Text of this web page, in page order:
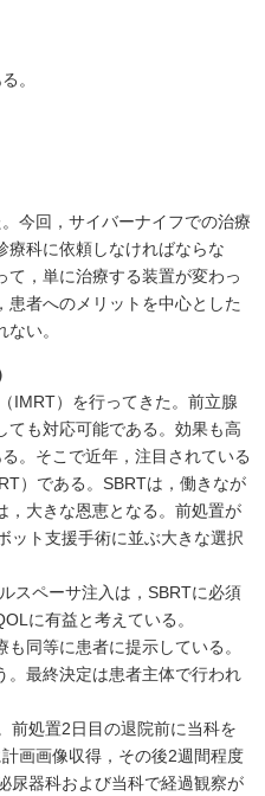
。
今回，サイバーナイフでの治療
療科に依頼しなければならな
，単に治療する装置が変わっ
者へのメリットを中心とした
い。
IMRT）を行ってきた。前立腺
ても対応可能である。効果も高
。そこで近年，注目されている
）である。SBRTは，働きなが
，大きな恩恵となる。前処置が
ット支援手術に並ぶ大きな選択
スペーサ注入は，SBRTに必須
に有益と考えている。
同等に患者に提示している。
。最終決定は患者主体で行われ
前処置2日目の退院前に当科を
画画像収得，その後2週間程度
尿器科および当科で経過観察が